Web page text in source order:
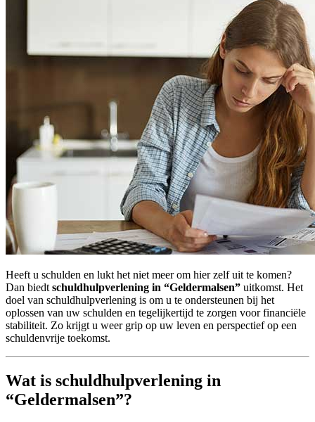
Heeft u schulden en lukt het niet meer om hier zelf uit te komen?
Dan biedt schuldhulpverlening in “Geldermalsen” uitkomst. Het
doel van schuldhulpverlening is om u te ondersteunen bij het
oplossen van uw schulden en tegelijkertijd te zorgen voor financiële
stabiliteit. Zo krijgt u weer grip op uw leven en perspectief op een
schuldenvrije toekomst.
Wat is schuldhulpverlening in
“Geldermalsen”?